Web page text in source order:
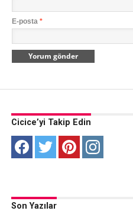
E-posta *
Cicice’yi Takip Edin
Son Yazılar